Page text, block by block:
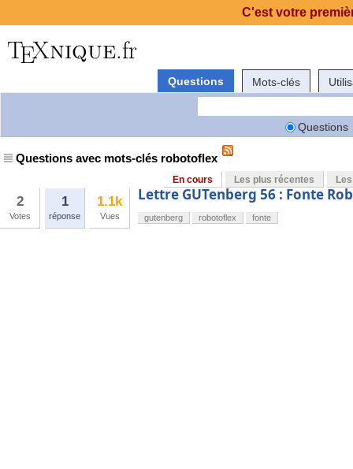
Questions Mots-clés
Questions
Questions avec mots-clés robotoflex
En cours Les plus récentes
2
Votes
1
réponse
1.1k
Vues
Lettre GUTenberg 56 : Fonte
gutenberg robotoflex fonte
C'est votre